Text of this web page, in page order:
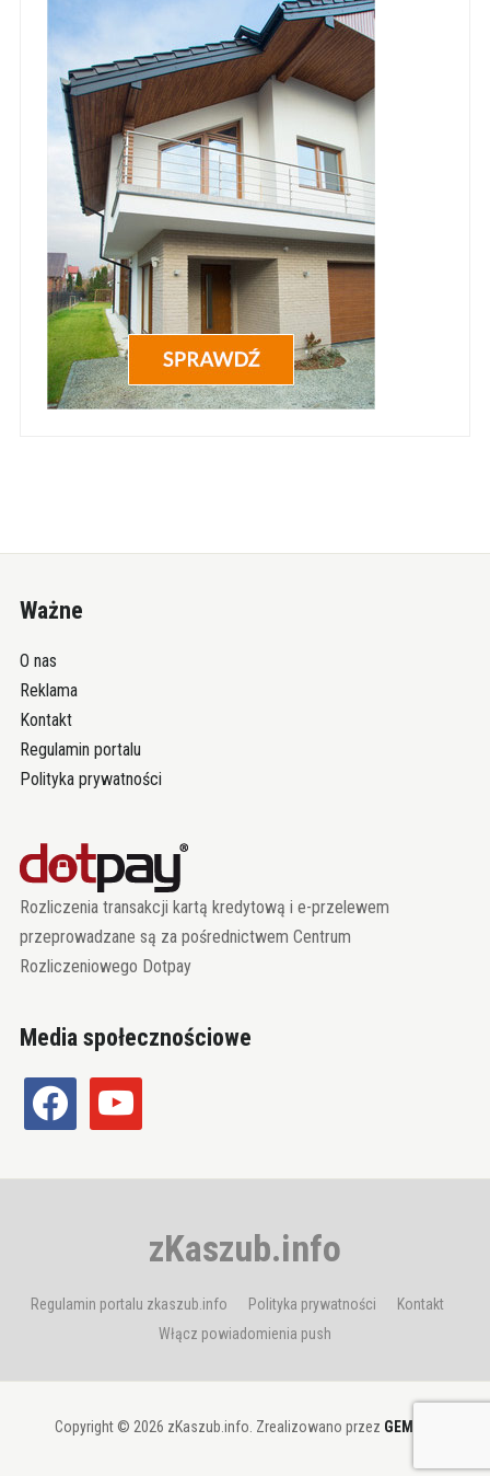
Ważne
O nas
Reklama
Kontakt
Regulamin portalu
Polityka prywatności
Rozliczenia transakcji kartą kredytową i e-przelewem
przeprowadzane są za pośrednictwem Centrum
Rozliczeniowego Dotpay
Media społecznościowe
facebook youtube
zKaszub.info
Regulamin portalu zkaszub.info Polityka prywatności
Kontakt
Włącz powiadomienia push
Copyright © 2026 zKaszub.info. Zrealizowano przez GEMBIT